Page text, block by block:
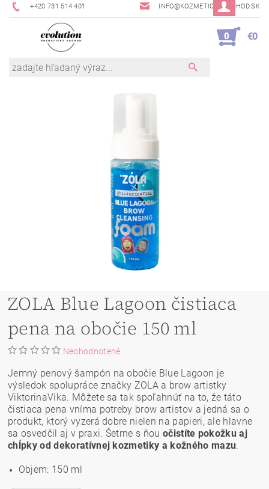
+420 731 514 401 INFO@KOZMETICKYOBCHOD.SK
0 €0
ZOLA Blue Lagoon čistiaca
pena na obočie 150 ml
Neohodnotené
Jemný penový šampón na obočie Blue Lagoon je
výsledok spolupráce značky ZOLA a brow artistky
ViktorinaVika. Môžete sa tak spoľahnúť na to, že táto
čistiaca pena vníma potreby brow artistov a jedná sa o
produkt, ktorý vyzerá dobre nielen na papieri, ale hlavne
sa osvedčil aj v praxi. Šetrne s ňou očistíte pokožku aj
chĺpky od dekoratívnej kozmetiky a kožného mazu.
Objem: 150 ml